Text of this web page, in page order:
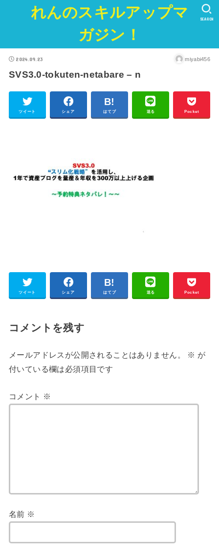
れんのスキルアップマ
ガジン！
SEARCH
2024.09.23 miyabi456
SVS3.0-tokuten-netabare – n
ツイート シェア はてブ 送る Pocket
ツイート シェア はてブ 送る Pocket
コメントを残す
メールアドレスが公開されることはありません。 ※ が
付いている欄は必須項目です
コメント ※
名前 ※